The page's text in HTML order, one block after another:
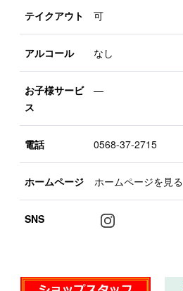
テイクアウト 可
アルコール なし
お子様サービ
ス
―
電話 0568-37-2715
ホームページ ホームページを見る
SNS